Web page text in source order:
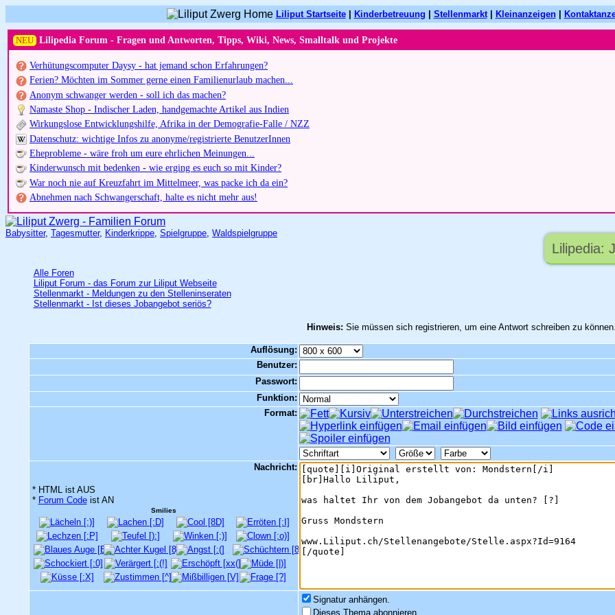
Liliput Startseite| Kinderbetreuung Stellenmarkt| Kleinanzeigen|
NEU Lilipedia Forum - Fragen und Antworten, Tipps, Wiki, News, Smalltalk und Projekte
Verhütungscomputer Daysy - hat jemand schon Erfahrungen?
Ferien? Möchten im Sommer gerne einen Familienurlaub machen...
Anonym schwanger werden - soll ich das machen?
Namaste Shop - Indischer Laden, handgemachte Artikel aus Indien
Wirkungslose Entwicklungshilfe, Afrika in der Demografie-Falle / NZZ
Datenschutz: wichtige Infos zu anonyme/registrierte BenutzerInnen
Eheprobleme - wäre froh um eure ehrlichen Meinungen...
Kinderwunsch mit bedenken - wie erging es euch so mit Kinder?
War noch nie auf Kreuzfahrt im Mittelmeer, was packe ich da ein?
Abnehmen nach Schwangerschaft, halte es nicht mehr aus!
Babysitter, Tagesmutter, Kinderkrippe, Spielgruppe, Waldspielgruppe
Lilipedia:
Alle Foren
Liliput Forum - das Forum zur Liliput Webseite
Stellenmarkt - Meldungen zu den Stelleninseraten
Stellenmarkt - Ist dieses Jobangebot seriös?
Hinweis: Sie müssen sich registrieren, um eine Antwort schreiben zu
Auflösung:
Benutzer:
Passwort:
Funktion:
Format:
Nachricht:
* HTML ist AUS
* Forum Codeist AN
Smilies
Signatur anhängen.
Dieses Thema abonnieren.